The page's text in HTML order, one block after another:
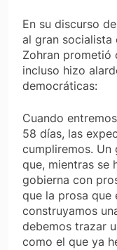
En su discurso
al gran socialista
Zohran prometió
incluso hizo
democráticas:
Cuando
58 días, las
cumpliremos. Un
que, mientras se
gobierna con
que la prosa que
construyamos
debemos trazar
como el que ya